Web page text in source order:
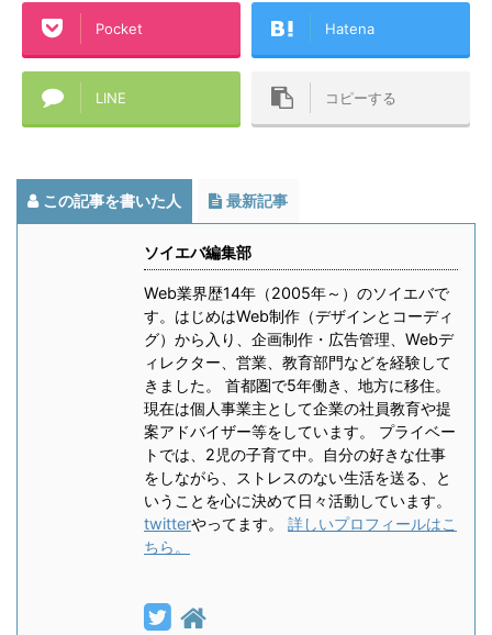
Pocket Hatena
LINE コピーする
この記事を書いた人 最新記事
ソイエバ編集部
Web業界歴14年（2005年～）のソイエバで
す。はじめはWeb制作（デザインとコーディ
グ）から入り、企画制作・広告管理、Webデ
ィレクター、営業、教育部門などを経験して
きました。 首都圏で5年働き、地方に移住。
現在は個人事業主として企業の社員教育や提
案アドバイザー等をしています。 プライベー
トでは、2児の子育て中。自分の好きな仕事
をしながら、ストレスのない生活を送る、と
いうことを心に決めて日々活動しています。
twitterやってます。 詳しいプロフィールはこ
ちら。